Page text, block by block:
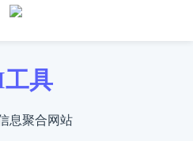
具
息聚合网站